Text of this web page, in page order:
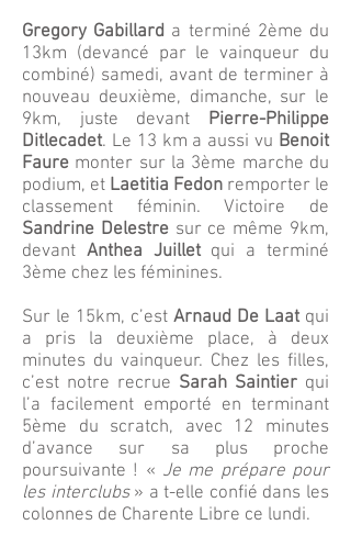
Gregory Gabillard a terminé 2ème du
13km (devancé par le vainqueur du
combiné) samedi, avant de terminer à
nouveau deuxième, dimanche, sur le
9km, juste devant Pierre-Philippe
Ditlecadet. Le 13 km a aussi vu Benoit
Faure monter sur la 3ème marche du
podium, et Laetitia Fedon remporter le
classement féminin. Victoire de
Sandrine Delestresur ce même 9km,
devant Anthea Juilletqui a terminé
3ème chez les féminines.
Sur le 15km, c’est Arnaud De Laatqui
a pris la deuxième place, à deux
minutes du vainqueur. Chez les filles,
c’est notre recrue Sarah Saintier qui
l’a facilement emporté en terminant
5ème du scratch, avec 12 minutes
d’avance sur sa plus proche
poursuivante ! « Je me prépare pour
les interclubs» a t-elle confié dans les
colonnes de Charente Libre ce lundi.